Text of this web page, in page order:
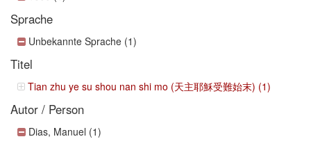
Sprache
Unbekannte Sprache (1)
Titel
Tian zhu ye su shou nan shi mo (天主耶穌受難始末) (1)
Autor / Person
Dias, Manuel (1)